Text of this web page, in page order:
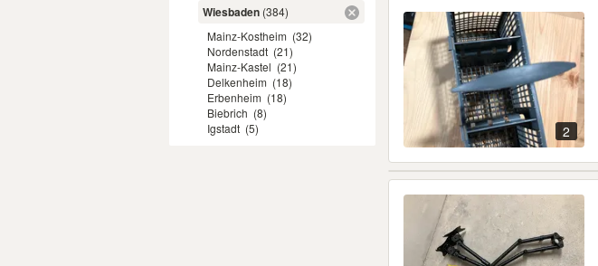
Wiesbaden (384)
Mainz-Kostheim (32)
Nordenstadt (21)
Mainz-Kastel (21)
Delkenheim (18)
Erbenheim (18)
Biebrich (8)
Igstadt (5) 2